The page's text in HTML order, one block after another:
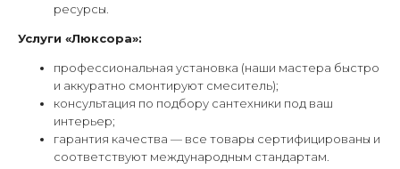
ресурсы.
Услуги «Люксора»:
профессиональная установка (наши мастера быстро
и аккуратно смонтируют смеситель);
консультация по подбору сантехники под ваш
интерьер;
гарантия качества — все товары сертифицированы и
соответствуют международным стандартам.